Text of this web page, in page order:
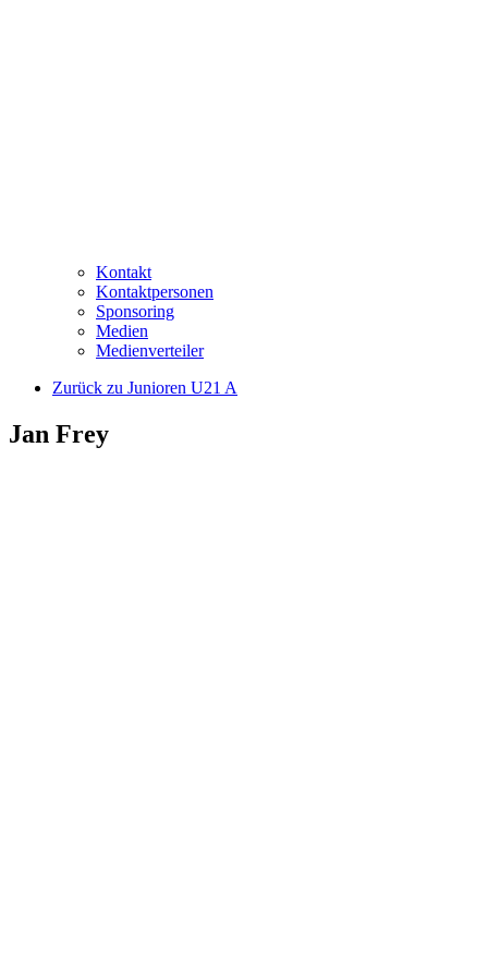
Kontakt
Kontaktpersonen
Sponsoring
Medien
Medienverteiler
Zurück zu Junioren U21 A
Jan Frey